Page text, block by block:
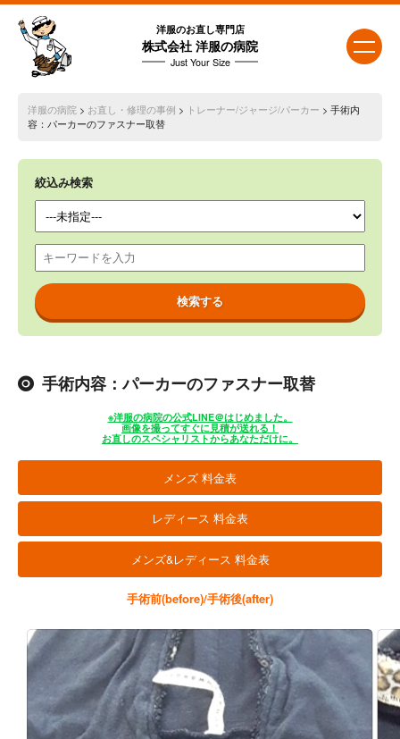
洋服のお直し専門店
株式会社 洋服の病院
Just Your Size
洋服の病院 > お直し・修理の事例 > トレーナー/ジャージ/パーカー > 手術内
容：パーカーのファスナー取替
絞込み検索
手術内容：パーカーのファスナー取替
※洋服の病院の公式LINE＠はじめました。
画像を撮ってすぐに見積が送れる！
お直しのスペシャリストからあなただけに。
メンズ 料金表
レディース 料金表
メンズ&レディース 料金表
手術前(before)/手術後(after)